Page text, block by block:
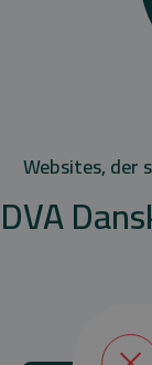
Websites,
DVA